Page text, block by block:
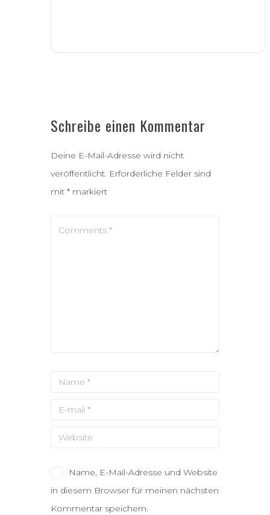
Schreibe einen Kommentar
Deine E-Mail-Adresse wird nicht
veröffentlicht. Erforderliche Felder sind
mit * markiert
Name, E-Mail-Adresse und Website
in diesem Browser für meinen nächsten
Kommentar speichern.